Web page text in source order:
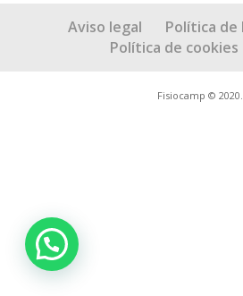
Aviso legal
Política de
Política de cookies
Fisiocamp © 2020.